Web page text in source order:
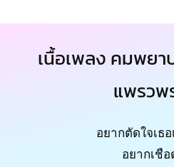
เนื้อเพลง คมพย
แพรว
อยากตัดใจเธอ
อยากเชือ